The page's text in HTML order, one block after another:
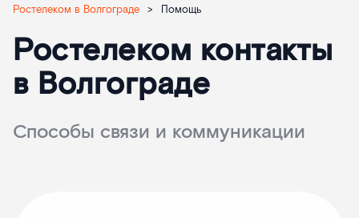
Ростелеком в Волгограде > Помощь
Ростелеком контакты
в Волгограде
Способы связи и коммуникации